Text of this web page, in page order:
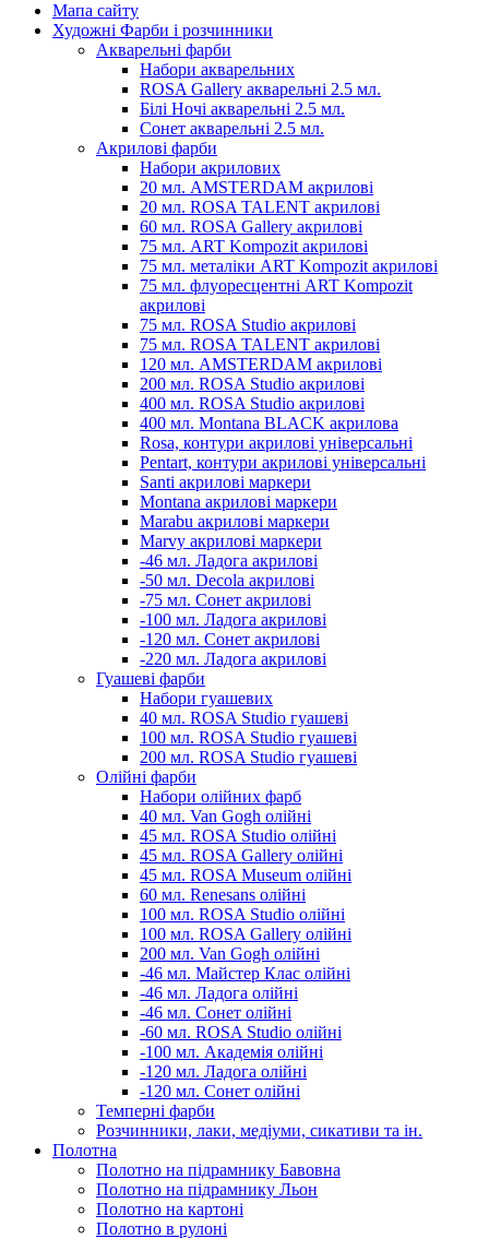
Мапа сайту
Художні Фарби і розчинники
Акварельні фарби
Набори акварельних
ROSA Gallery акварельні 2.5 мл.
Білі Ночі акварельні 2.5 мл.
Сонет акварельні 2.5 мл.
Акрилові фарби
Набори акрилових
20 мл. AMSTERDAM акрилові
20 мл. ROSA TALENT акрилові
60 мл. ROSA Gallery акрилові
75 мл. ART Kompozit акрилові
75 мл. металіки ART Kompozit акрилові
75 мл. флуоресцентні ART Kompozit
акрилові
75 мл. ROSA Studio акрилові
75 мл. ROSA TALENT акрилові
120 мл. AMSTERDAM акрилові
200 мл. ROSA Studio акрилові
400 мл. ROSA Studio акрилові
400 мл. Montana BLACK акрилова
Rosa, контури акрилові універсальні
Pentart, контури акрилові універсальні
Santi акрилові маркери
Montana акрилові маркери
Marabu акрилові маркери
Marvy акрилові маркери
-46 мл. Ладога акрилові
-50 мл. Decola акрилові
-75 мл. Сонет акрилові
-100 мл. Ладога акрилові
-120 мл. Сонет акрилові
-220 мл. Ладога акрилові
Гуашеві фарби
Набори гуашевих
40 мл. ROSA Studio гуашеві
100 мл. ROSA Studio гуашеві
200 мл. ROSA Studio гуашеві
Олійні фарби
Набори олійних фарб
40 мл. Van Gogh олійні
45 мл. ROSA Studio олійні
45 мл. ROSA Gallery олійні
45 мл. ROSA Museum олійні
60 мл. Renesans олійні
100 мл. ROSA Studio олійні
100 мл. ROSA Gallery олійні
200 мл. Van Gogh олійні
-46 мл. Майстер Клас олійні
-46 мл. Ладога олійні
-46 мл. Сонет олійні
-60 мл. ROSA Studio олійні
-100 мл. Академія олійні
-120 мл. Ладога олійні
-120 мл. Сонет олійні
Темперні фарби
Розчинники, лаки, медіуми, сикативи та ін.
Полотна
Полотно на підрамнику Бавовна
Полотно на підрамнику Льон
Полотно на картоні
Полотно в рулоні